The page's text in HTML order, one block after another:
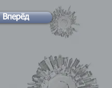
Вперёд